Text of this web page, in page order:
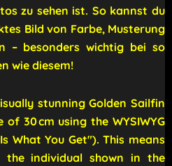
zu sehen ist. So kannst du
Bild von Farbe, Musterung
– besonders wichtig bei so
wie diesem!
stunning Golden Sailfin
30 cm using the WYSIWYG
What You Get"). This means
the individual shown in the